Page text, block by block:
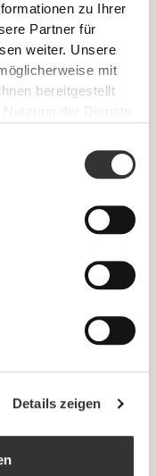
zu Ihrer
Partner für
weiter. Unsere
mit
bereitgestellt
Details zeigen
Leggings mit hohem